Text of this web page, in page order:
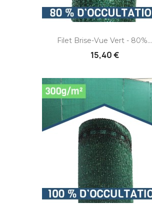
Filet Brise-Vue Vert - 80%...
15,40 €